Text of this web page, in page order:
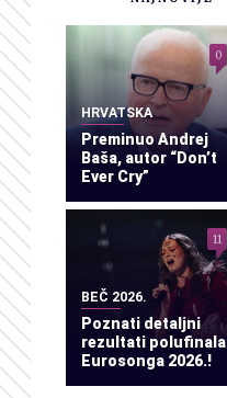
HRVATSKA
Preminuo Andrej
Baša, autor “Don’t
Ever Cry”
0
BEČ 2026.
Poznati detaljni
rezultati polufinala
Eurosonga 2026.!
11